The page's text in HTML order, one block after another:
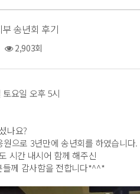
송년회 후기
2,903회
요일 오후 5시
나요?
으로 3년만에 송년회를 하였습니다.
시간 내시어 함께 해주신
들께 감사함을 전합니다*^^*